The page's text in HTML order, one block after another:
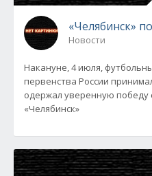
«Челябинск»
Новости
Накануне, 4 июля,
первенства России
одержал уверенную победу
«Челябинск»